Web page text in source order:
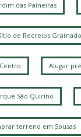
das Paineiras
de Recreios Gramado
Alugar
São Quirino
terreno em Sousas